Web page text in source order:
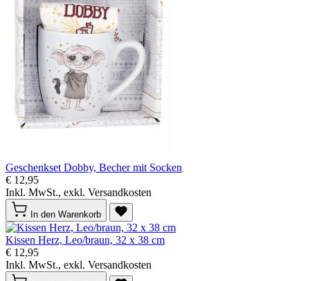
Geschenkset Dobby, Becher mit Socken
€ 12,95
Inkl. MwSt., exkl. Versandkosten
In den Warenkorb
Kissen Herz, Leo/braun, 32 x 38 cm
€ 12,95
Inkl. MwSt., exkl. Versandkosten